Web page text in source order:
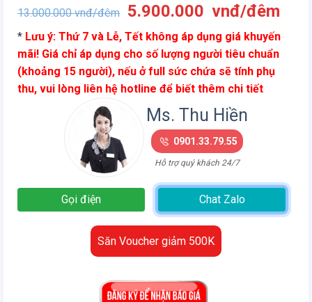
13.000.000vnđ/đêm
Giá
gốc
là:
13.000.000
vnđ/
đêm.
5.900.000 vnđ/đêmGiá
tại
là:
* Lưu ý: Thứ 7 và Lễ, Tết không áp dụng giá khuyến
mãi! Giá chỉ áp dụng cho số lượng người tiêu chuẩn
(khoảng 15 người), nếu ở full sức chứa sẽ tính phụ
thu, vui lòng liên hệ hotline để biết thêm chi tiết
Ms. Thu Hiền
0901.33.79.55
Hỗ trợ quý khách 24/7
Gọi điện Chat Zalo
Săn Voucher giảm 500K